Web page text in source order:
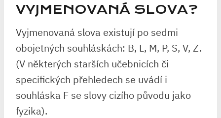
VYJMENOVANÁ SLOVA?
Vyjmenovaná slova existují po sedmi
obojetných souhláskách: B, L, M, P, S, V, Z.
(V některých starších učebnicích či
specifických přehledech se uvádí i
souhláska F se slovy cizího původu jako
fyzika).